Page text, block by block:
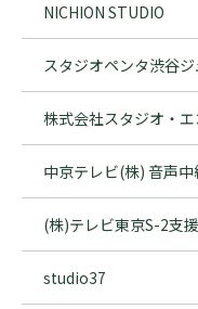
NICHION STUDIO
スタジオペンタ渋谷
株式会社スタジオ・
中京テレビ(株) 音声中
(株)テレビ東京S-2支
studio37